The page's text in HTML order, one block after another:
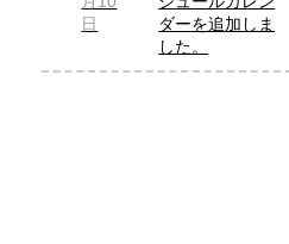
日
ダーを追加しま
した。